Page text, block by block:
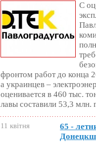
С
фронтом работ до конца
а украинцев –
оценивается в 460 тыс.
лавы составили 53,3 млн.
11 квітня
65 -